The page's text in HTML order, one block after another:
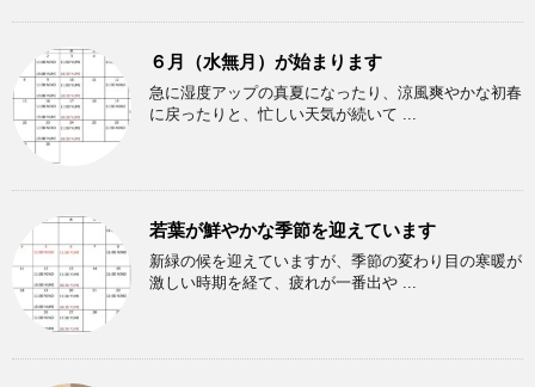
６月（水無月）が始まります
急に湿度アップの真夏になったり、涼風爽やかな初春
に戻ったりと、忙しい天気が続いて ...
若葉が鮮やかな季節を迎えています
新緑の候を迎えていますが、季節の変わり目の寒暖が
激しい時期を経て、疲れが一番出や ...